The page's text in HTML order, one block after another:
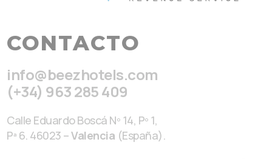
CONTACTO
info@beezhotels.com
(+34) 963 285 409
Calle Eduardo Boscá Nº 14, Pº 1,
Pª 6. 46023 –Valencia (España).